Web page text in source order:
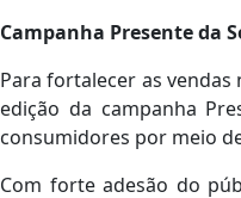
Campanha Presente da
Para fortalecer as vendas
edição da campanha
consumidores por meio
Com forte adesão do